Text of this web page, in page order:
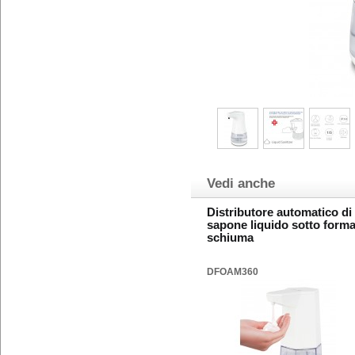
Vedi anche
Distributore automatico di
sapone liquido sotto
schiuma
DFOAM360